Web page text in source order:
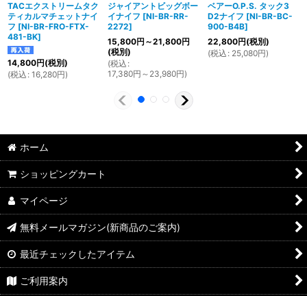
TACエクストリームタク
ティカルマチェットナイ
フ [NI-BR-FRO-FTX-
481-BK]
14,800円(税別)
(税込 : 16,280円)
ジャイアントビッグボー
イナイフ [NI-BR-RR-
2272]
15,800円 ～21,800円
(税別)
(税込 :
17,380円 ～23,980円)
ベアーO.P.S. タック3
D2ナイフ [NI-BR-BC-
900-B4B]
22,800円(税別)
(税込 : 25,080円)
ホーム
ショッピングカート
マイページ
無料メールマガジン(新商品のご案内)
最近チェックしたアイテム
ご利用案内